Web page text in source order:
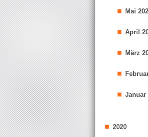
Mai
April
März
Januar
2020